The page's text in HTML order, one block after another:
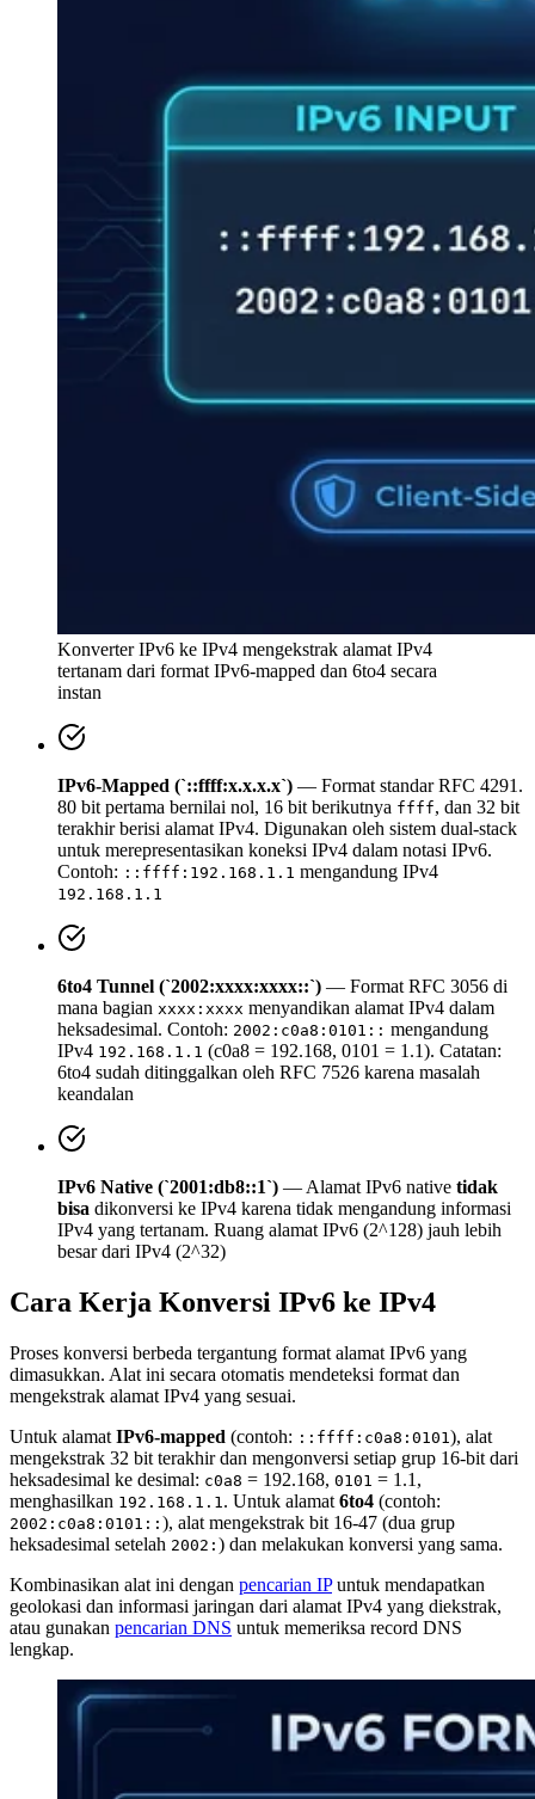
Konverter IPv6 ke IPv4 mengekstrak alamat IPv4
tertanam dari format IPv6-mapped dan 6to4 secara
instan
IPv6-Mapped (`::ffff:x.x.x.x`) — Format standar RFC 4291.
80 bit pertama bernilai nol, 16 bit berikutnya ffff, dan 32 bit
terakhir berisi alamat IPv4. Digunakan oleh sistem dual-stack
untuk merepresentasikan koneksi IPv4 dalam notasi IPv6.
Contoh: ::ffff:192.168.1.1 mengandung IPv4
192.168.1.1
6to4 Tunnel (`2002:xxxx:xxxx::`) — Format RFC 3056 di
mana bagian xxxx:xxxx menyandikan alamat IPv4 dalam
heksadesimal. Contoh: 2002:c0a8:0101:: mengandung
IPv4 192.168.1.1 (c0a8 = 192.168, 0101 = 1.1). Catatan:
6to4 sudah ditinggalkan oleh RFC 7526 karena masalah
keandalan
IPv6 Native (`2001:db8::1`) — Alamat IPv6 native tidak
bisa dikonversi ke IPv4 karena tidak mengandung informasi
IPv4 yang tertanam. Ruang alamat IPv6 (2^128) jauh lebih
besar dari IPv4 (2^32)
Cara Kerja Konversi IPv6 ke IPv4
Proses konversi berbeda tergantung format alamat IPv6 yang
dimasukkan. Alat ini secara otomatis mendeteksi format dan
mengekstrak alamat IPv4 yang sesuai.
Untuk alamat IPv6-mapped (contoh: ::ffff:c0a8:0101 ), alat
mengekstrak 32 bit terakhir dan mengonversi setiap grup 16-bit dari
heksadesimal ke desimal: c0a8 = 192.168, 0101 = 1.1,
menghasilkan 192.168.1.1 . Untuk alamat 6to4 (contoh:
2002:c0a8:0101:: ), alat mengekstrak bit 16-47 (dua grup
heksadesimal setelah 2002: ) dan melakukan konversi yang sama.
Kombinasikan alat ini dengan pencarian IPuntuk mendapatkan
geolokasi dan informasi jaringan dari alamat IPv4 yang diekstrak,
atau gunakan pencarian DNS untuk memeriksa record DNS
lengkap.